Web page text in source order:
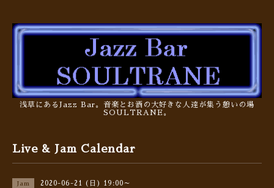
浅草にあるJazz Bar。音楽とお酒の大好きな人達が集う憩いの場
SOULTRANE。
Live & Jam Calendar
Jam 2020-06-21 (日) 19:00～